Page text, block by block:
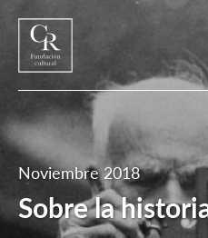
Noviembre 2018
Sobre la